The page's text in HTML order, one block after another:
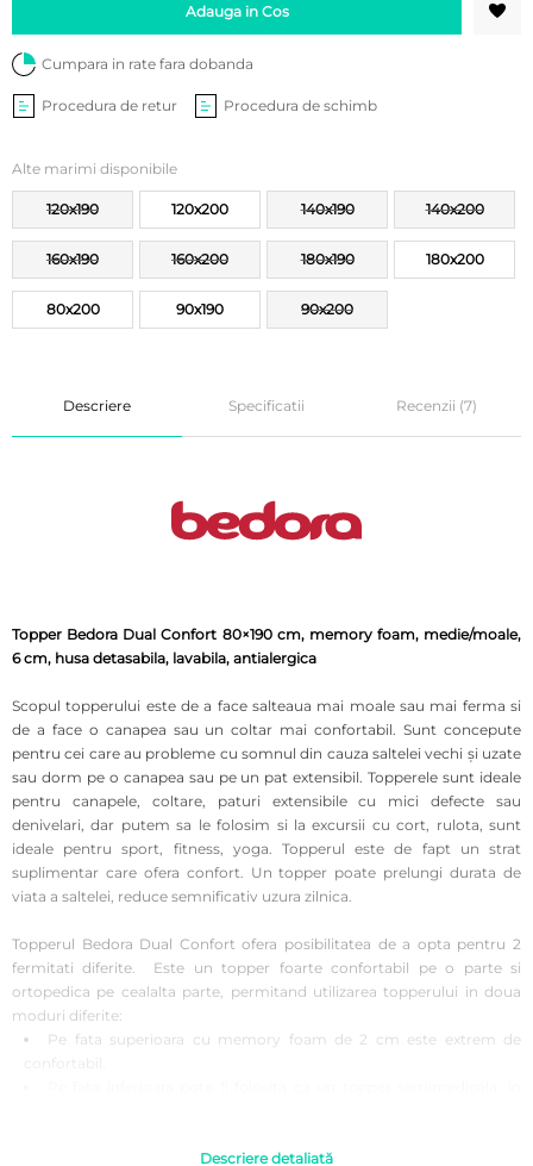
Adauga in Cos
Cumpara in rate fara dobanda
Procedura de retur Procedura de schimb
Alte marimi disponibile
120x190 120x200 140x190 140x200
160x190 160x200 180x190 180x200
80x200 90x190 90x200
Descriere Specificatii Recenzii (7)
Topper Bedora Dual Confort 80×190 cm, memory foam, medie/moale,
6 cm, husa detasabila, lavabila, antialergica
Scopul topperului este de a face salteaua mai moale sau mai ferma si
de a face o canapea sau un coltar mai confortabil. Sunt concepute
pentru cei care au probleme cu somnul din cauza saltelei vechi şi uzate
sau dorm pe o canapea sau pe un pat extensibil. Topperele sunt ideale
pentru canapele, coltare, paturi extensibile cu mici defecte sau
denivelari, dar putem sa le folosim si la excursii cu cort, rulota, sunt
ideale pentru sport, fitness, yoga. Topperul este de fapt un strat
suplimentar care ofera confort. Un topper poate prelungi durata de
viata a saltelei, reduce semnificativ uzura zilnica.
Topperul Bedora Dual Confort ofera posibilitatea de a opta pentru 2
fermitati diferite. Este un topper foarte confortabil pe o parte si
ortopedica pe cealalta parte, permitand utilizarea topperului in doua
moduri diferite:
Pe fata superioara cu memory foam de 2 cm este extrem de
Spuma memory obtinuta din spuma viscoelastica asigura dispersarea
Descriere detaliată